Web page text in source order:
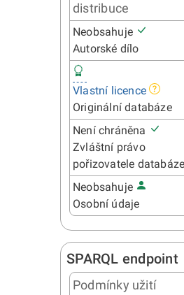
distribuce
Neobsahuje
Autorské dílo
Vlastní licence
Originální databáze
Není chráněna
Zvláštní právo
pořizovatele databáze
Neobsahuje
Osobní údaje
SPARQL endpoint
Podmínky užití